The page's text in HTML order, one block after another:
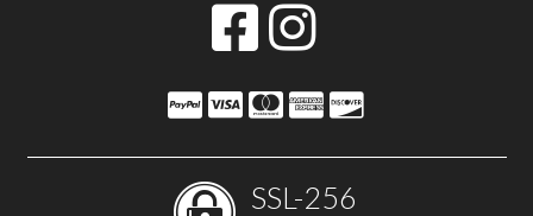
SSL-256